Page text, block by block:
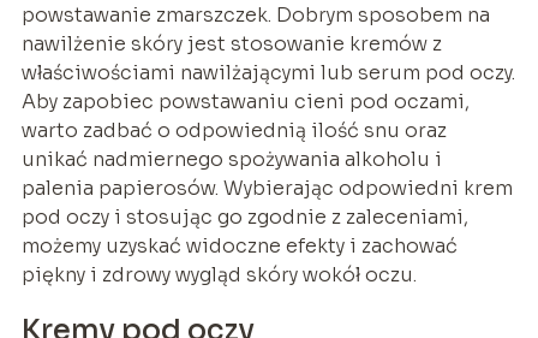
powstawanie zmarszczek. Dobrym sposobem na
nawilżenie skóry jest stosowanie kremów z
właściwościami nawilżającymi lub serum pod oczy.
Aby zapobiec powstawaniu cieni pod oczami,
warto zadbać o odpowiednią ilość snu oraz
unikać nadmiernego spożywania alkoholu i
palenia papierosów. Wybierając odpowiedni krem
pod oczy i stosując go zgodnie z zaleceniami,
możemy uzyskać widoczne efekty i zachować
piękny i zdrowy wygląd skóry wokół oczu.
Kremy pod oczy